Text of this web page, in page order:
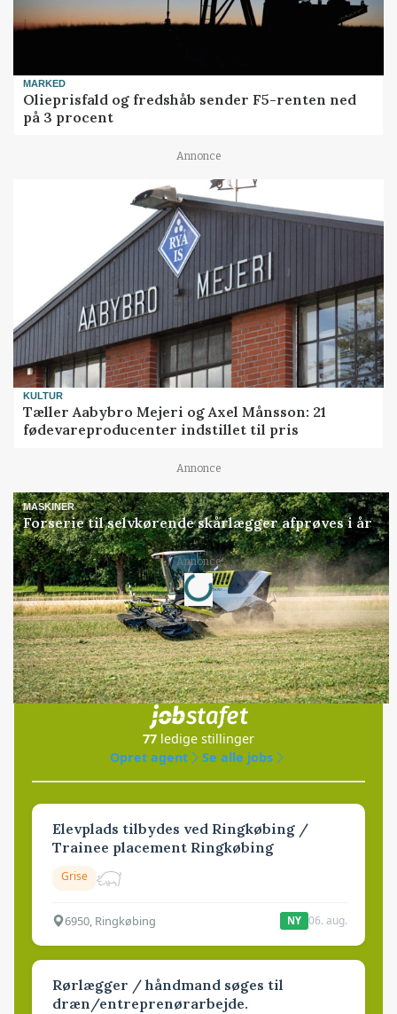
MARKED
Olieprisfald og fredshåb sender F5-renten ned
på 3 procent
Annonce
KULTUR
Tæller Aabybro Mejeri og Axel Månsson: 21
fødevareproducenter indstillet til pris
Annonce
MASKINER
Forserie til selvkørende skårlægger afprøves i år
Annonce
Loading...
Jobs
i samarbejde med
77 ledige stillinger
Opret agent
Se alle jobs
Elevplads tilbydes ved Ringkøbing /
Trainee placement Ringkøbing
Grise
6950, Ringkøbing NY 06. aug.
Rørlægger / håndmand søges til
dræn/entreprenørarbejde.